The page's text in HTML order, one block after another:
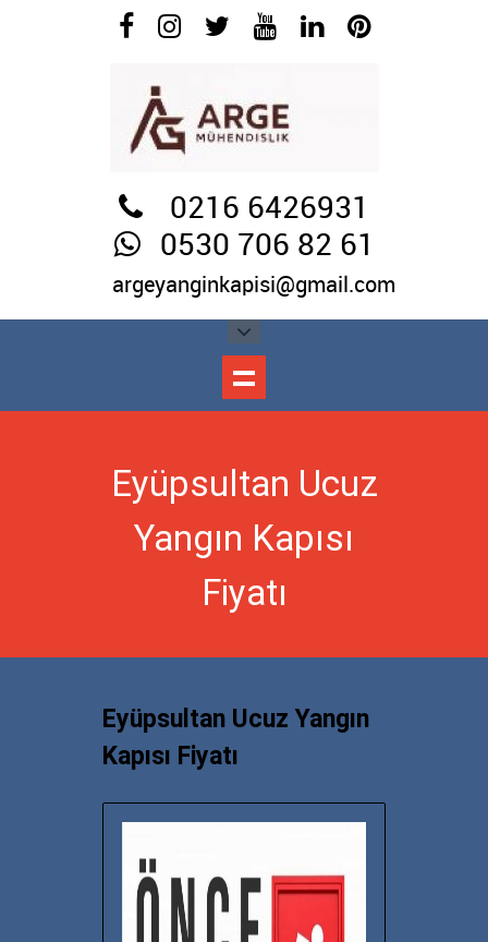
0216 6426931
0530 706 82 61
argeyanginkapisi@gmail.com
Eyüpsultan Ucuz
Yangın Kapısı
Fiyatı
Eyüpsultan Ucuz Yangın
Kapısı Fiyatı